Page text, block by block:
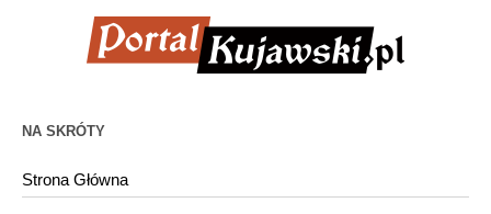
NA SKRÓTY
Strona Główna